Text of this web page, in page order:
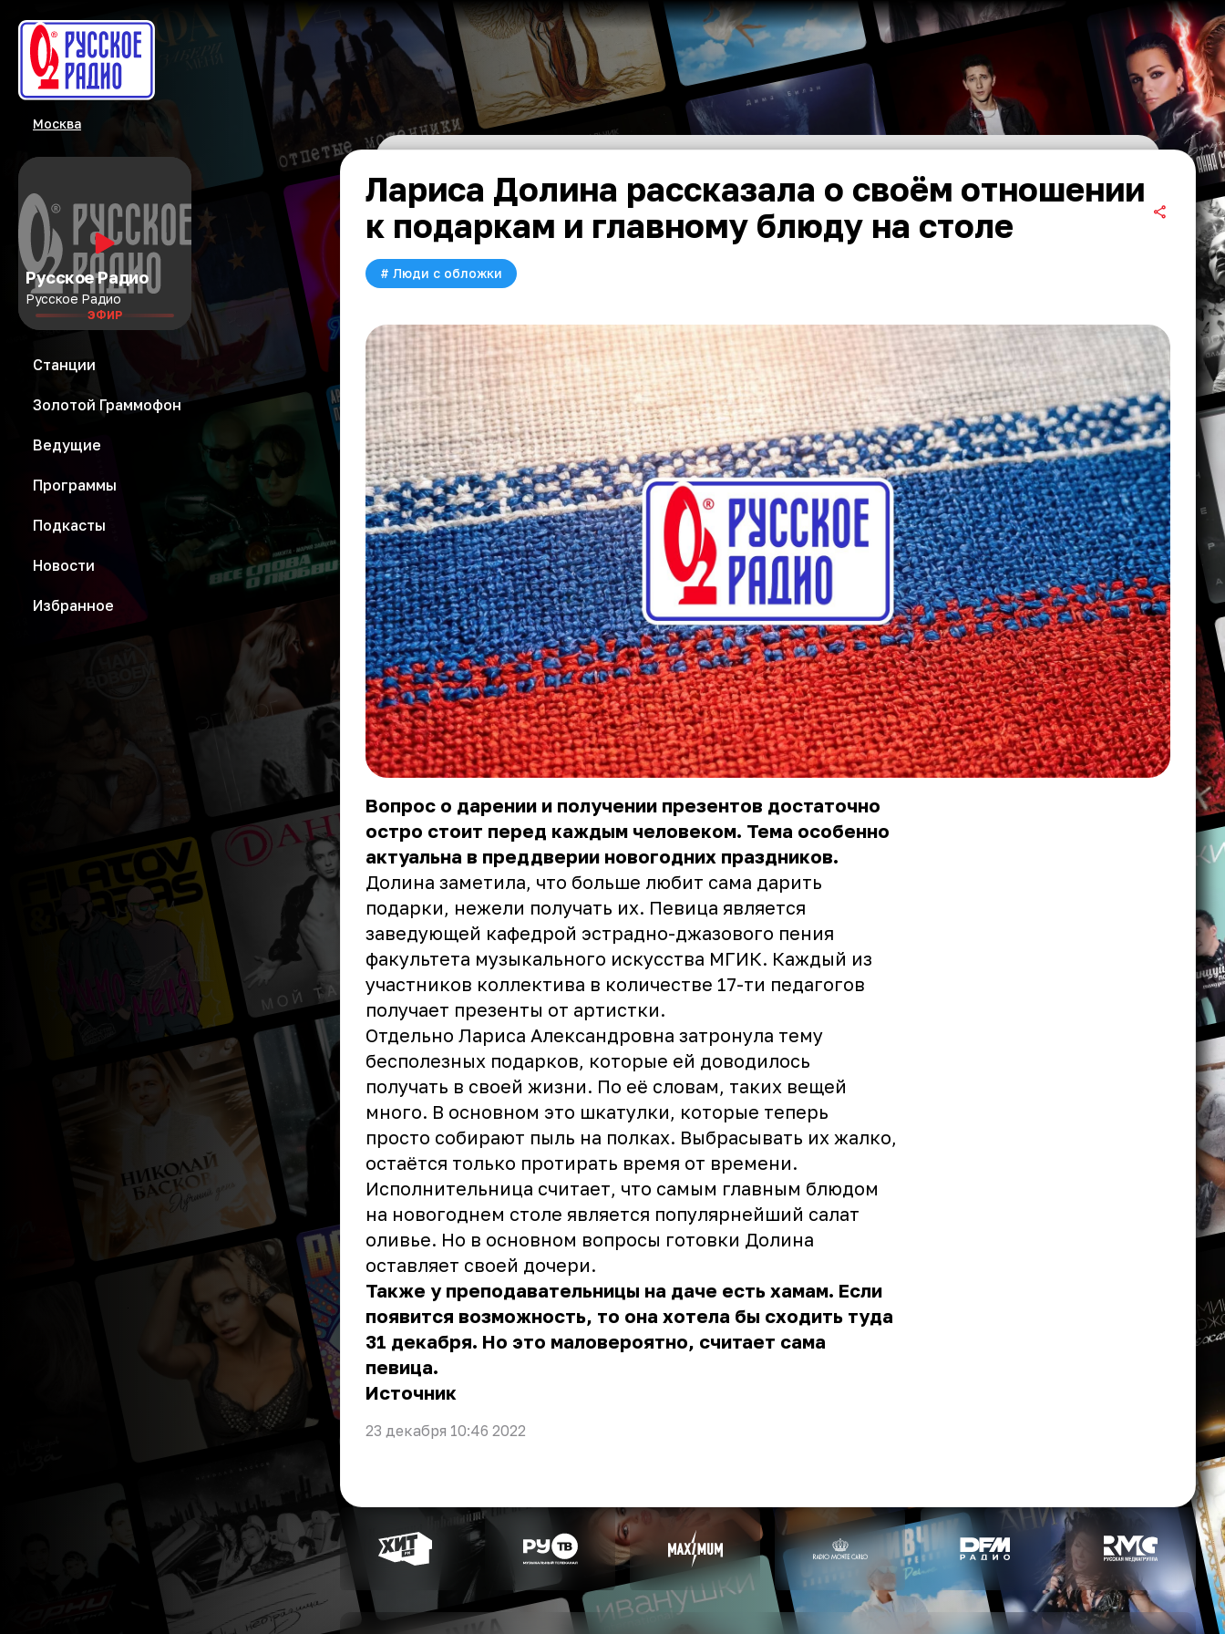
Москва
Русское Радио
Русское Радио
ЭФИР
Станции
Золотой Граммофон
Ведущие
Программы
Подкасты
Новости
Избранное
Лариса Долина рассказала о своём отношении
к подаркам и главному блюду на столе
# Люди с обложки
Вопрос о дарении и получении презентов достаточно
остро стоит перед каждым человеком. Тема особенно
актуальна в преддверии новогодних праздников.
Долина заметила, что больше любит сама дарить
подарки, нежели получать их. Певица является
заведующей кафедрой эстрадно-джазового пения
факультета музыкального искусства МГИК. Каждый из
участников коллектива в количестве 17-ти педагогов
получает презенты от артистки.
Отдельно Лариса Александровна затронула тему
бесполезных подарков, которые ей доводилось
получать в своей жизни. По её словам, таких вещей
много. В основном это шкатулки, которые теперь
просто собирают пыль на полках. Выбрасывать их жалко,
остаётся только протирать время от времени.
Исполнительница считает, что самым главным блюдом
на новогоднем столе является популярнейший салат
оливье. Но в основном вопросы готовки Долина
оставляет своей дочери.
Также у преподавательницы на даче есть хамам. Если
появится возможность, то она хотела бы сходить туда
31 декабря. Но это маловероятно, считает сама
певица.
Источник
23 декабря 10:46 2022